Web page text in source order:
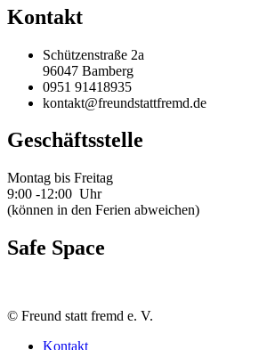
Kontakt
Schützenstraße 2a
96047 Bamberg
0951 91418935
kontakt@freundstattfremd.de
Geschäftsstelle
Montag bis Freitag
9:00 -12:00 Uhr
(können in den Ferien abweichen)
Safe Space
© Freund statt fremd e. V.
Kontakt